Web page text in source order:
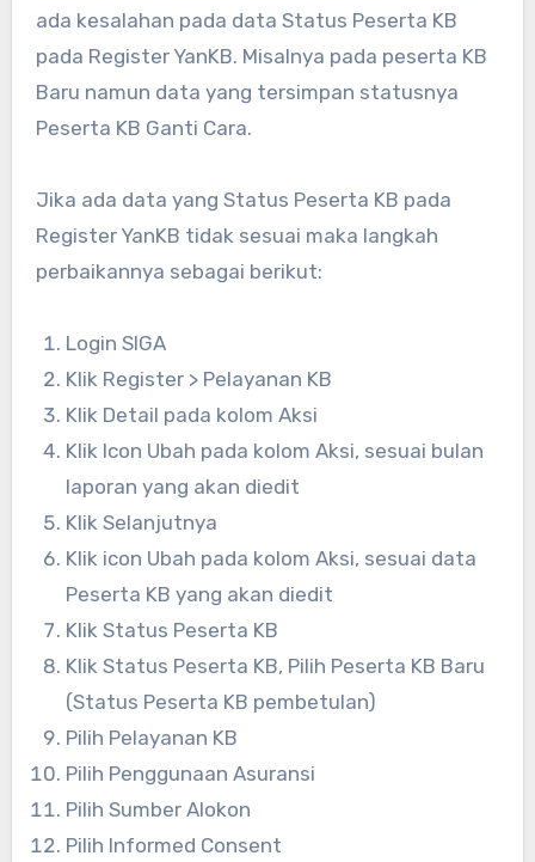
ada kesalahan pada data Status Peserta KB
pada Register YanKB. Misalnya pada peserta KB
Baru namun data yang tersimpan statusnya
Peserta KB Ganti Cara.
Jika ada data yang Status Peserta KB pada
Register YanKB tidak sesuai maka langkah
perbaikannya sebagai berikut:
Login SIGA
Klik Register > Pelayanan KB
Klik Detail pada kolom Aksi
Klik Icon Ubah pada kolom Aksi, sesuai bulan
laporan yang akan diedit
Klik Selanjutnya
Klik icon Ubah pada kolom Aksi, sesuai data
Peserta KB yang akan diedit
Klik Status Peserta KB
Klik Status Peserta KB, Pilih Peserta KB Baru
(Status Peserta KB pembetulan)
Pilih Pelayanan KB
Pilih Penggunaan Asuransi
Pilih Sumber Alokon
Pilih Informed Consent